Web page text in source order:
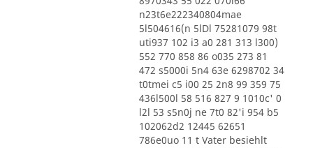
n23t6e222340804mae
5l504616(n 5lDl 75281079 98t
uti937 102 i3 a0 281 313 l300)
552 770 858 86 o035 273 81
472 s5000i 5n4 63e 6298702 34
t0tmei c5 i00 25 2n8 99 359 75
436l500l 58 516 827 9 1010c' 0
l2l 53 s5n0j ne 7t0 82'i 954 b5
102062d2 12445 62651
786e0uo 11 t Vater besiehlt